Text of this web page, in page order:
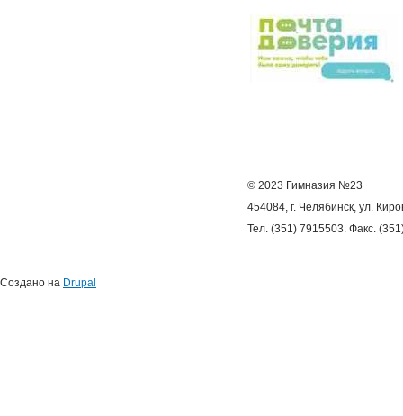
© 2023 Гимназия №23
454084, г. Челябинск, ул.
Тел. (351) 7915503. Факс.
Создано на Drupal